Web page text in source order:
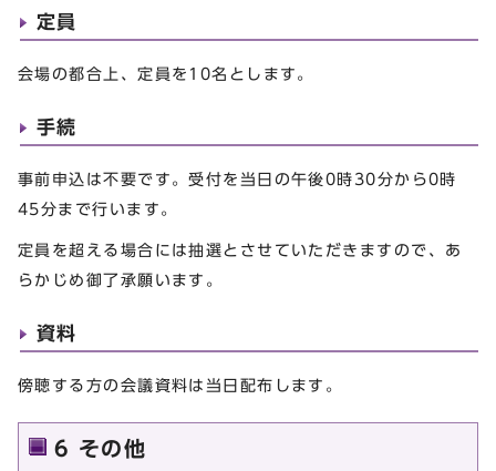
定員
会場の都合上、定員を10名とします。
手続
事前申込は不要です。受付を当日の午後0時30分から0時
45分まで行います。
定員を超える場合には抽選とさせていただきますので、あ
らかじめ御了承願います。
資料
傍聴する方の会議資料は当日配布します。
6 その他